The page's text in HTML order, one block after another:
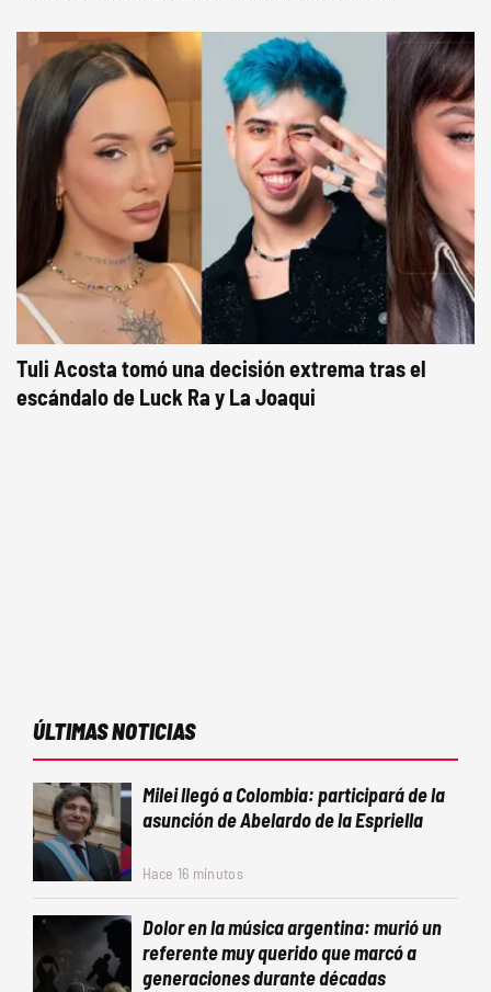
Tuli Acosta tomó una decisión extrema tras el
escándalo de Luck Ra y La Joaqui
ÚLTIMAS NOTICIAS
Milei llegó a Colombia: participará de la
asunción de Abelardo de la Espriella
Hace 16 minutos
Dolor en la música argentina: murió un
referente muy querido que marcó a
generaciones durante décadas